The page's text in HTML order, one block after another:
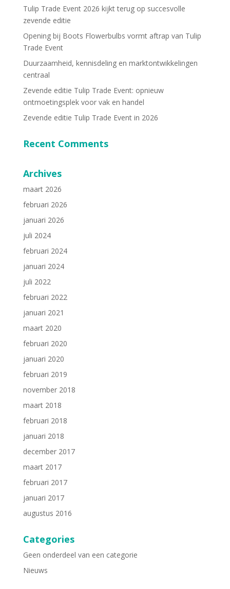
Tulip Trade Event 2026 kijkt terug op succesvolle
zevende editie
Opening bij Boots Flowerbulbs vormt aftrap van Tulip
Trade Event
Duurzaamheid, kennisdeling en marktontwikkelingen
centraal
Zevende editie Tulip Trade Event: opnieuw
ontmoetingsplek voor vak en handel
Zevende editie Tulip Trade Event in 2026
Recent Comments
Archives
maart 2026
februari 2026
januari 2026
juli 2024
februari 2024
januari 2024
juli 2022
februari 2022
januari 2021
maart 2020
februari 2020
januari 2020
februari 2019
november 2018
maart 2018
februari 2018
januari 2018
december 2017
maart 2017
februari 2017
januari 2017
augustus 2016
Categories
Geen onderdeel van een categorie
Nieuws